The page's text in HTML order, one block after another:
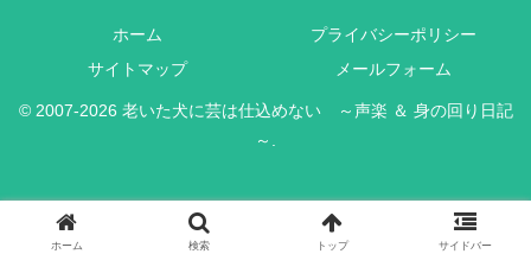
ホーム
プライバシーポリシー
サイトマップ
メールフォーム
© 2007-2026 老いた犬に芸は仕込めない ～声楽 ＆ 身の回り日記
～.
ホーム 検索 トップ サイドバー